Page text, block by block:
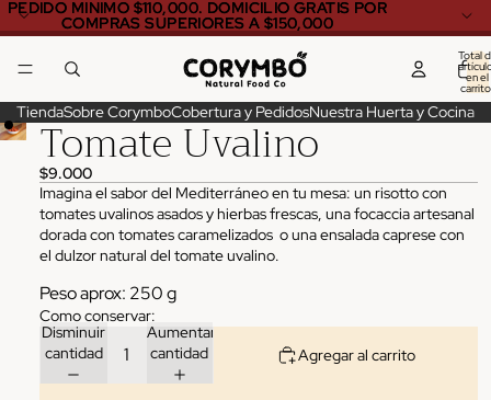
PEDIDO MINIMO $110,000. DOMICILIO GRATIS POR
COMPRAS SUPERIORES A $150,000
PEDIDO MINIMO $110,000. DOMICILIO GRATIS POR
COMPRAS SUPERIORES A $150,000
Total
en el
TiendaSobre CorymboCobertura y PedidosNuestra Huerta y Cocina
Tomate Uvalino
$9.000
Imagina el sabor del Mediterráneo en tu mesa: un risotto con
tomates uvalinos asados y hierbas frescas, una focaccia artesanal
dorada con tomates caramelizados o una ensalada caprese con
el dulzor natural del tomate uvalino.
Peso aprox: 250g
Como conservar:
Disminuir
cantidad
Aumentar
cantidad
Agregar al carrito